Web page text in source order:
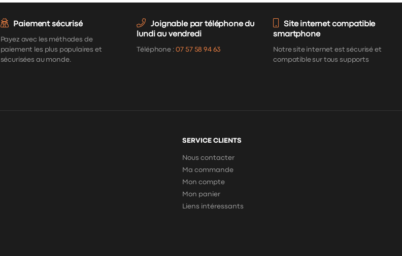
Paiement sécurisé
Payez avec les méthodes de
paiement les plus populaires et
sécurisées au monde.
Joignable par téléphone du
lundi au vendredi
Téléphone :07 57 58 94 63
Site internet compatible
smartphone
Notre site internet est sécurisé et
compatible sur tous supports
SERVICE CLIENTS
Nous contacter
Ma commande
Mon compte
Mon panier
Liens intéressants